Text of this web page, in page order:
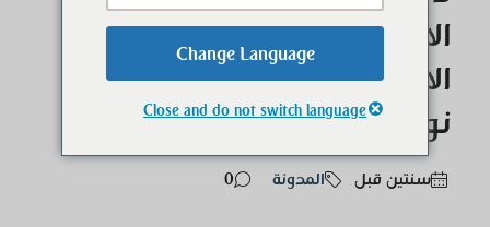
الاستوديوهات مقابل
الاستوديوهات شقق بغرفة
نوم واحدة في دبي
‏سنتين قبل المدونة 0
Change Language
Close and do not switch language